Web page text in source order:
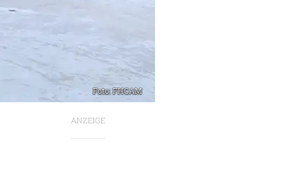
Foto: FHCAM
ANZEIGE